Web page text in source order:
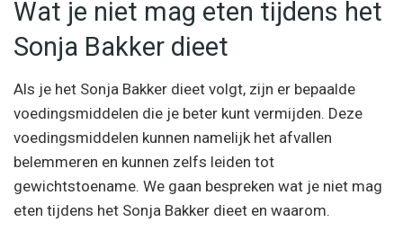
Wat je niet mag eten tijdens het
Sonja Bakker dieet
Als je het Sonja Bakker dieet volgt, zijn er bepaalde
voedingsmiddelen die je beter kunt vermijden. Deze
voedingsmiddelen kunnen namelijk het afvallen
belemmeren en kunnen zelfs leiden tot
gewichtstoename. We gaan bespreken wat je niet mag
eten tijdens het Sonja Bakker dieet en waarom.